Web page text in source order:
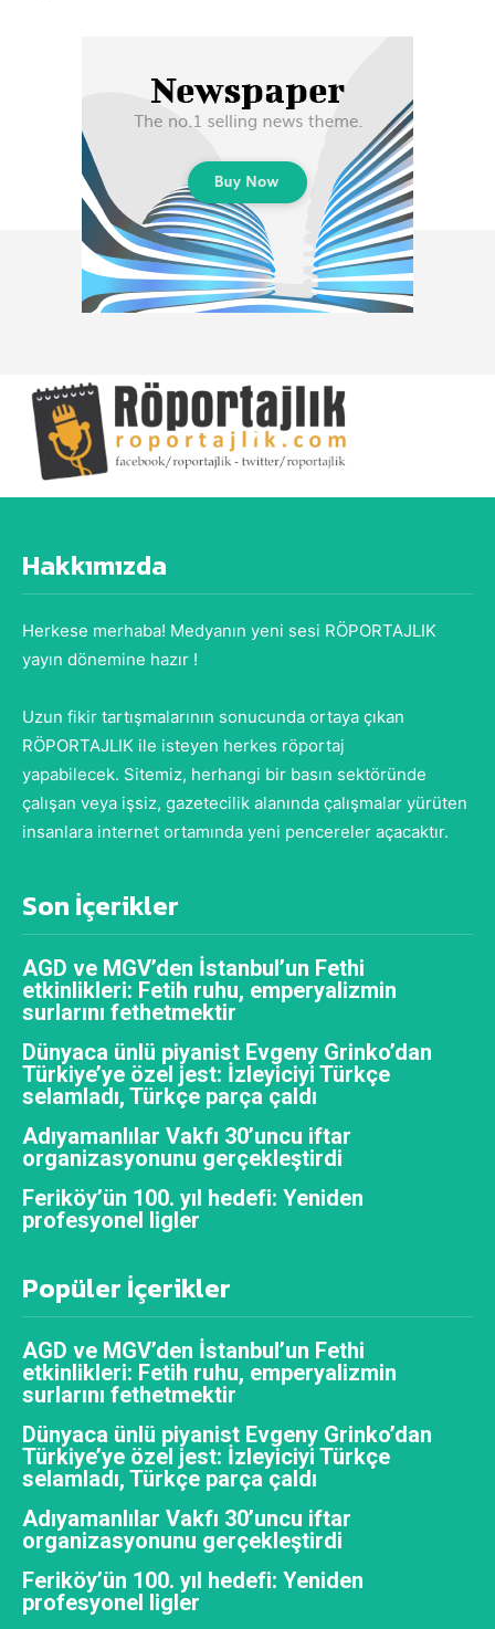
Hakkımızda
Herkese merhaba! Medyanın yeni sesi RÖPORTAJLIK
yayın dönemine hazır !
Uzun fikir tartışmalarının sonucunda ortaya çıkan
RÖPORTAJLIK ile isteyen herkes röportaj
yapabilecek. Sitemiz, herhangi bir basın sektöründe
çalışan veya işsiz, gazetecilik alanında çalışmalar yürüten
insanlara internet ortamında yeni pencereler açacaktır.
Son İçerikler
AGD ve MGV’den İstanbul’un Fethi
etkinlikleri: Fetih ruhu, emperyalizmin
surlarını fethetmektir
Dünyaca ünlü piyanist Evgeny Grinko’dan
Türkiye’ye özel jest: İzleyiciyi Türkçe
selamladı, Türkçe parça çaldı
Adıyamanlılar Vakfı 30’uncu iftar
organizasyonunu gerçekleştirdi
Feriköy’ün 100. yıl hedefi: Yeniden
profesyonel ligler
Popüler İçerikler
AGD ve MGV’den İstanbul’un Fethi
etkinlikleri: Fetih ruhu, emperyalizmin
surlarını fethetmektir
Dünyaca ünlü piyanist Evgeny Grinko’dan
Türkiye’ye özel jest: İzleyiciyi Türkçe
selamladı, Türkçe parça çaldı
Adıyamanlılar Vakfı 30’uncu iftar
organizasyonunu gerçekleştirdi
Feriköy’ün 100. yıl hedefi: Yeniden
profesyonel ligler